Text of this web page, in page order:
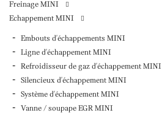
Freinage MINI
Echappement MINI
Embouts d'échappements MINI
Ligne d'échappement MINI
Refroidisseur de gaz d'échappement MINI
Silencieux d'échappement MINI
Système d'échappement MINI
Vanne / soupape EGR MINI